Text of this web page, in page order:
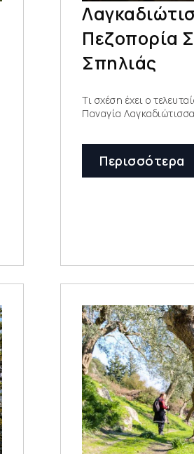
Πεζοπορία
Σπηλιάς
Τι σχέση έχει ο
Παναγία
Περισσότερα